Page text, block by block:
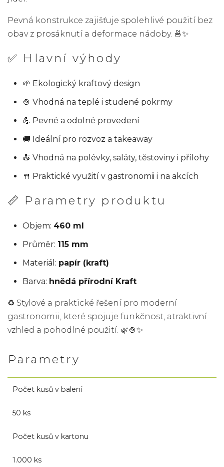
Pevná konstrukce zajišťuje spolehlivé použití bez
obav z prosáknutí a deformace nádoby. 🍜✨
✅ Hlavní výhody
🌱 Ekologický kraftový design
🍲 Vhodná na teplé i studené pokrmy
💪 Pevné a odolné provedení
🚚 Ideální pro rozvoz a takeaway
🍝 Vhodná na polévky, saláty, těstoviny i přílohy
🍴 Praktické využití v gastronomii i na akcích
📏 Parametry produktu
Objem: 460 ml
Průměr: 115 mm
Materiál: papír (kraft)
Barva: hnědá přírodní Kraft
♻️ Stylové a praktické řešení pro moderní
gastronomii, které spojuje funkčnost, atraktivní
vzhled a pohodlné použití. 🌿🍲✨
Parametry
Počet kusů v balení
50 ks
Počet kusů v kartonu
1.000 ks